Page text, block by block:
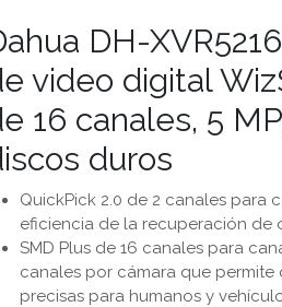
DH-
video digital
16 canales, 5
duros
QuickPick 2.0 de 2 canales para
eficiencia de la recuperación de
SMD Plus de 16 canales para
canales por cámara que
precisas para humanos y